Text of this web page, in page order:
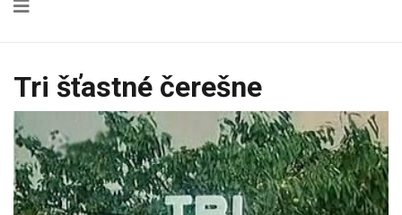
Tri šťastné čerešne